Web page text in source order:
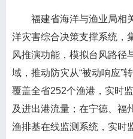
福建省海洋与渔业局相
洋灾害综合决策支撑系统，
风推演功能，模拟台风路径
域，推动防灾从“被动响应”
覆盖全省252个渔港，实时
及进出港流量；在宁德、福
渔排基在线监测系统，实时